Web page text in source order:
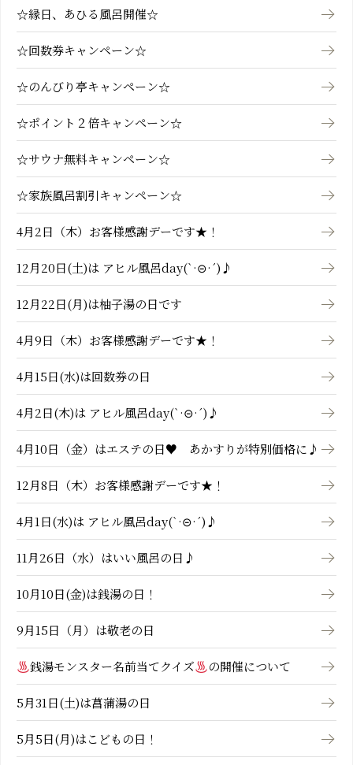
☆縁日、あひる風呂開催☆
☆回数券キャンペーン☆
☆のんびり亭キャンペーン☆
☆ポイント２倍キャンペーン☆
☆サウナ無料キャンペーン☆
☆家族風呂割引キャンペーン☆
4月2日（木）お客様感謝デーです★！
12月20日(土)は アヒル風呂day(`·⊝·´)♪
12月22日(月)は柚子湯の日です
4月9日（木）お客様感謝デーです★！
4月15日(水)は回数券の日
4月2日(木)は アヒル風呂day(`·⊝·´)♪
4月10日（金）はエステの日♥ あかすりが特別価格に♪
12月8日（木）お客様感謝デーです★！
4月1日(水)は アヒル風呂day(`·⊝·´)♪
11月26日（水）はいい風呂の日♪
10月10日(金)は銭湯の日！
9月15日（月）は敬老の日
銭湯モンスター名前当てクイズ の開催について
5月31日(土)は菖蒲湯の日
5月5日(月)はこどもの日！